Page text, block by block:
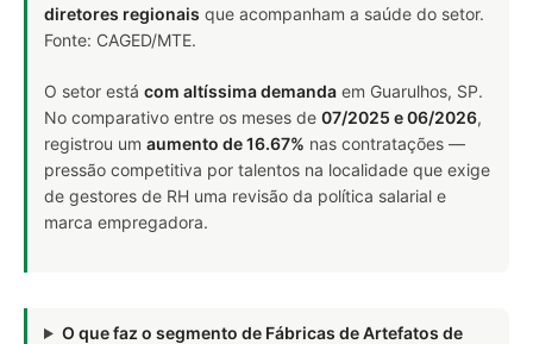
diretores regionais que acompanham a saúde do setor.
Fonte: CAGED/MTE.
O setor está com altíssima demanda em Guarulhos, SP.
No comparativo entre os meses de 07/2025 e 06/2026,
registrou um aumento de 16.67% nas contratações —
pressão competitiva por talentos na localidade que exige
de gestores de RH uma revisão da política salarial e
marca empregadora.
O que faz o segmento de Fábricas de Artefatos de